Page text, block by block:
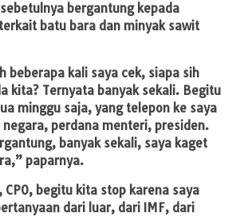
bergantung kepada
batu bara dan minyak sawit
beberapa kali saya cek, siapa sih
kita? Ternyata banyak sekali. Begitu
minggu saja, yang telepon ke saya
negara, perdana menteri, presiden.
banyak sekali, saya kaget
paparnya.
begitu kita stop karena saya
dari luar, dari IMF, dari